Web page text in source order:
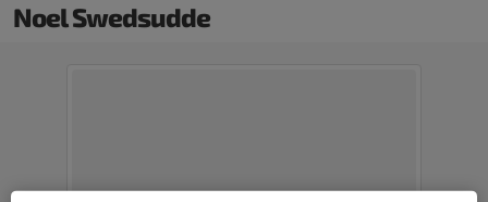
Noel Swedsudde